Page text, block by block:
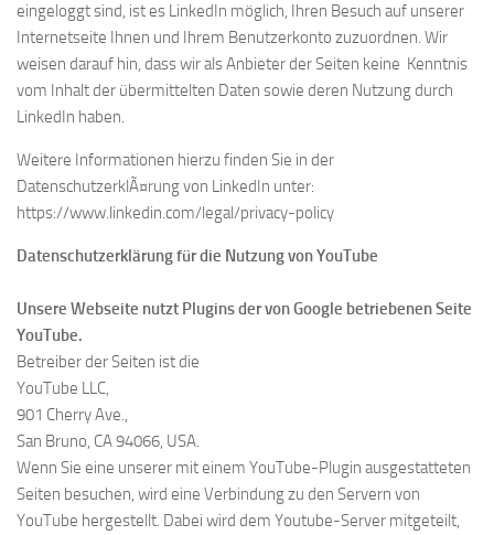
eingeloggt sind, ist es LinkedIn möglich, Ihren Besuch auf unserer
Internetseite Ihnen und Ihrem Benutzerkonto zuzuordnen. Wir
weisen darauf hin, dass wir als Anbieter der Seiten keine Kenntnis
vom Inhalt der übermittelten Daten sowie deren Nutzung durch
LinkedIn haben.
Weitere Informationen hierzu finden Sie in der
DatenschutzerklÃ¤rung von LinkedIn unter:
https://www.linkedin.com/legal/privacy-policy
Datenschutzerklärung für die Nutzung von YouTube
Unsere Webseite nutzt Plugins der von Google betriebenen Seite
YouTube.
Betreiber der Seiten ist die
YouTube LLC,
901 Cherry Ave.,
San Bruno, CA 94066, USA.
Wenn Sie eine unserer mit einem YouTube-Plugin ausgestatteten
Seiten besuchen, wird eine Verbindung zu den Servern von
YouTube hergestellt. Dabei wird dem Youtube-Server mitgeteilt,